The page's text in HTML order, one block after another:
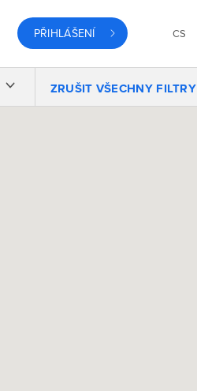
PŘIHLÁŠENÍ CS
ZRUŠIT VŠECHNY FILTRY